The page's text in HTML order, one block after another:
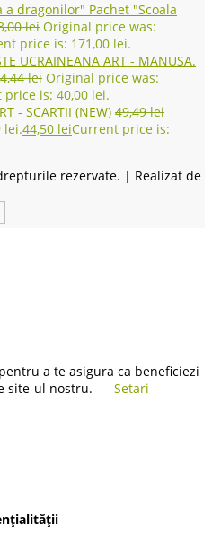
Pachet "Scoala
lei Original price was:
price is: 171,00 lei.
ART - MANUSA.
lei Original price was:
price is: 40,00 lei.
- SCARTII (NEW) 49,49lei
lei.44,50 leiCurrent price is:
rezervate. | Realizat de
a te asigura ca beneficiezi
site-ul nostru.
Setari